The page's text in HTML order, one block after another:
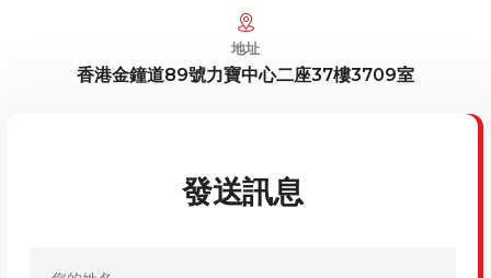
地址
香港金鐘道89號力寶中心二座37樓3709室
發送訊息